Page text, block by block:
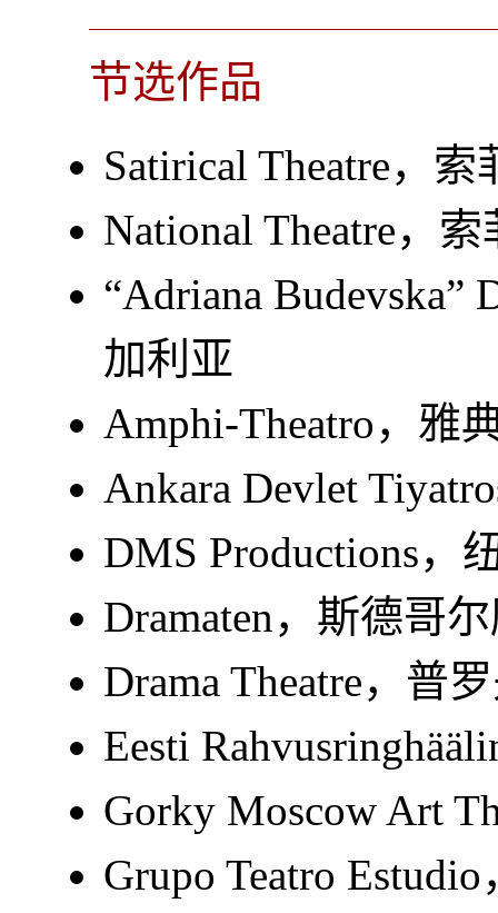
节选作品
Satirical Theatre，
National Theatre，
“Adriana Budevska”
加利亚
Amphi-Theatro，雅
Ankara Devlet
DMS Productions，
Dramaten，斯德哥
Drama Theatre，普
Eesti
Gorky Moscow Art
Grupo Teatro